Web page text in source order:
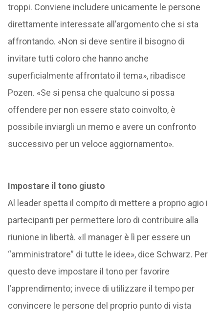
troppi. Conviene includere unicamente le persone
direttamente interessate all’argomento che si sta
affrontando. «Non si deve sentire il bisogno di
invitare tutti coloro che hanno anche
superficialmente affrontato il tema», ribadisce
Pozen. «Se si pensa che qualcuno si possa
offendere per non essere stato coinvolto, è
possibile inviargli un memo e avere un confronto
successivo per un veloce aggiornamento».
Impostare il tono giusto
Al leader spetta il compito di mettere a proprio agio i
partecipanti per permettere loro di contribuire alla
riunione in libertà. «Il manager è lì per essere un
“amministratore” di tutte le idee», dice Schwarz. Per
questo deve impostare il tono per favorire
l’apprendimento; invece di utilizzare il tempo per
convincere le persone del proprio punto di vista